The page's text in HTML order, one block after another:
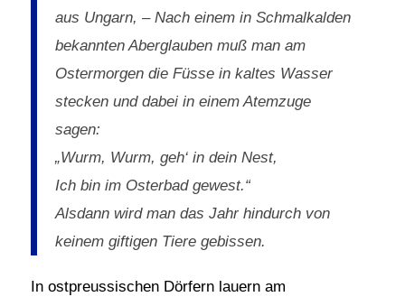
aus Ungarn, – Nach einem in Schmalkalden
bekannten Aberglauben muß man am
Ostermorgen die Füsse in kaltes Wasser
stecken und dabei in einem Atemzuge
sagen:
„Wurm, Wurm, geh‘ in dein Nest,
Ich bin im Osterbad gewest.“
Alsdann wird man das Jahr hindurch von
keinem giftigen Tiere gebissen.
In ostpreussischen Dörfern lauern am